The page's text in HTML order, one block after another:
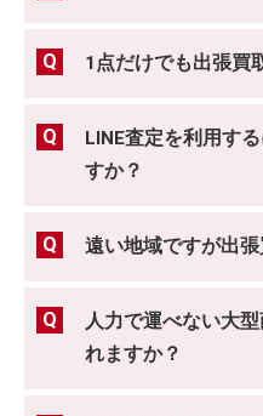
1点だけでも出張買
LINE査定を利用す
すか？
遠い地域ですが出
人力で運べない大
れますか？